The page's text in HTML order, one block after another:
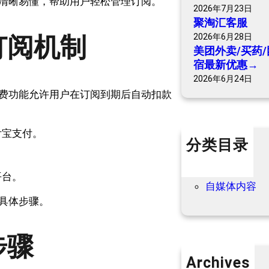
机制
功能允许用户在订阅到期后自动扣款
支付。
。
体步骤。
骤
2026年7月23日
聚淘汇客服
2026年6月28日
美团外卖/买药
宿最新优惠→
2026年6月24日
分类目录
自媒体内容
Archives